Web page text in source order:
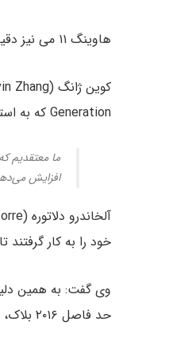
هاوینگ ۱۱ می نیز دقیقا در میانه این چرخه سختی ۲۰۱۶ بلاکی رخ داد.
Generation که به استخراج بیت کوین نیز مشغول هستند گفت:
ما معتقدیم
افزایش
خود را به کار
وی گفت: به همین
حد فاصل ۲۰۱۶ بلاک، ماینرهایی که سود اندکی داشتند مجبور شدند دستگاه های خود را خاموش کنند.